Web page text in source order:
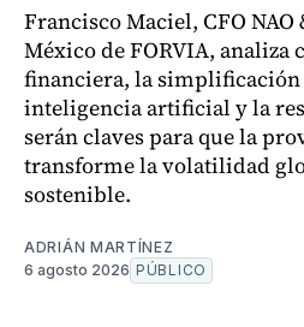
Francisco Maciel, CFO
México de FORVIA,
financiera, la simplificación
inteligencia artificial y la
serán claves para que la
transforme la volatilidad
sostenible.
ADRIÁN MARTÍNEZ
6 agosto 2026 PÚBLICO